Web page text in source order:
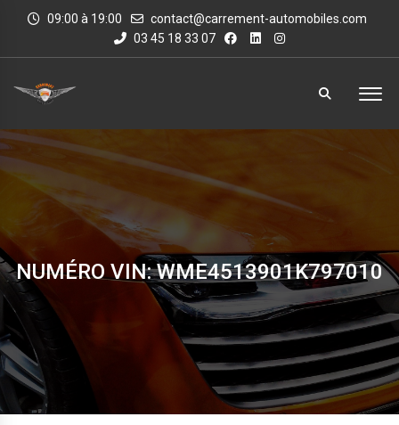
09:00 à 19:00
contact@carrement-automobiles.com
03 45 18 33 07
NUMÉRO VIN: WME4513901K797010